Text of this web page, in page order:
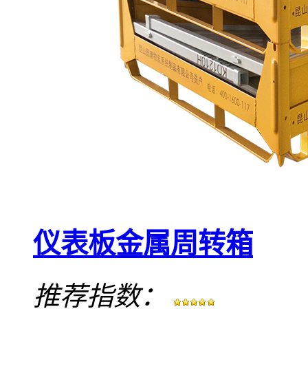
仪表板金属周转箱
推荐指数：